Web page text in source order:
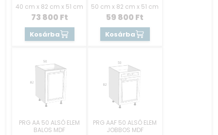
40 cm x 82 cm x 51 cm
73 800 Ft
Kosárba
50 cm x 82 cm x 51 cm
59 800 Ft
Kosárba
PRG AA 50 ALSÓ ELEM
BALOS MDF
PRG AAF 50 ALSÓ ELEM
JOBBOS MDF